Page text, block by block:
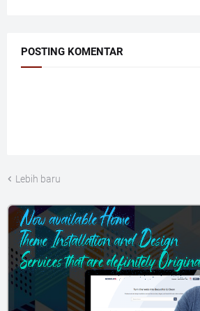
POSTING KOMENTAR
Lebih baru